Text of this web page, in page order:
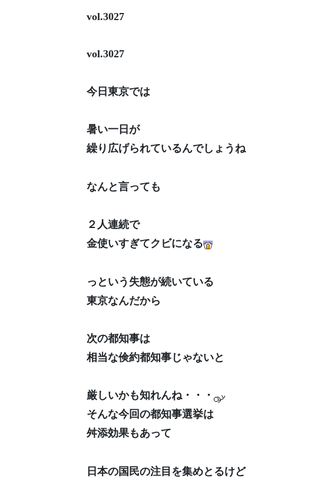
vol.3027
vol.3027
今日東京では
暑い一日が
繰り広げられているんでしょうね
なんと言っても
２人連続で
金使いすぎてクビになる
っという失態が続いている
東京なんだから
次の都知事は
相当な倹約都知事じゃないと
厳しいかも知れんね・・・
そんな今回の都知事選挙は
舛添効果もあって
日本の国民の注目を集めとるけど